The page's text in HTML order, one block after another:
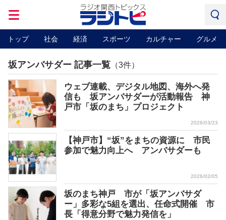
トップ 社会 経済 スポーツ カルチャー グルメ
坂アンバサダー 記事一覧 （3件）
ウェブ連載、デジタル地図、海外へ発
信も 坂アンバサダーが活動報告 神
戸市「坂のまち」プロジェクト
2026/03/23
【神戸市】“坂”をまちの資源に 市民
参加で魅力向上へ アンバサダーも
2026/02/05
坂のまち神戸 市が「坂アンバサダ
ー」多彩な5組を選出、任命式開催 市
長「得意分野で魅力発信を」